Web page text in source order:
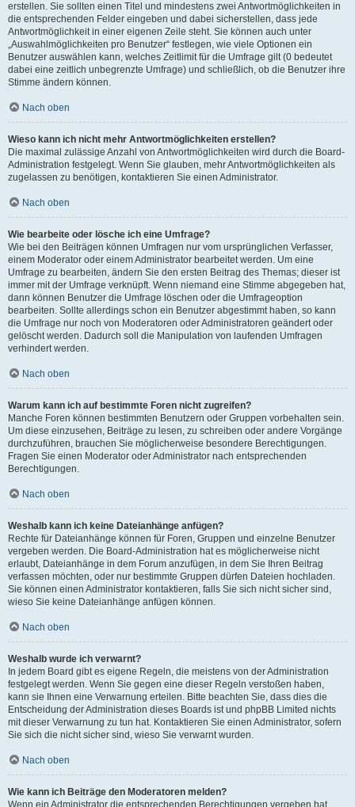
erstellen. Sie sollten einen Titel und mindestens zwei Antwortmöglichkeiten in
die entsprechenden Felder eingeben und dabei sicherstellen, dass jede
Antwortmöglichkeit in einer eigenen Zeile steht. Sie können auch unter
„Auswahlmöglichkeiten pro Benutzer“ festlegen, wie viele Optionen ein
Benutzer auswählen kann, welches Zeitlimit für die Umfrage gilt (0 bedeutet
dabei eine zeitlich unbegrenzte Umfrage) und schließlich, ob die Benutzer ihre
Stimme ändern können.
Nach oben
Wieso kann ich nicht mehr Antwortmöglichkeiten erstellen?
Die maximal zulässige Anzahl von Antwortmöglichkeiten wird durch die Board-
Administration festgelegt. Wenn Sie glauben, mehr Antwortmöglichkeiten als
zugelassen zu benötigen, kontaktieren Sie einen Administrator.
Nach oben
Wie bearbeite oder lösche ich eine Umfrage?
Wie bei den Beiträgen können Umfragen nur vom ursprünglichen Verfasser,
einem Moderator oder einem Administrator bearbeitet werden. Um eine
Umfrage zu bearbeiten, ändern Sie den ersten Beitrag des Themas; dieser ist
immer mit der Umfrage verknüpft. Wenn niemand eine Stimme abgegeben hat,
dann können Benutzer die Umfrage löschen oder die Umfrageoption
bearbeiten. Sollte allerdings schon ein Benutzer abgestimmt haben, so kann
die Umfrage nur noch von Moderatoren oder Administratoren geändert oder
gelöscht werden. Dadurch soll die Manipulation von laufenden Umfragen
verhindert werden.
Nach oben
Warum kann ich auf bestimmte Foren nicht zugreifen?
Manche Foren können bestimmten Benutzern oder Gruppen vorbehalten sein.
Um diese einzusehen, Beiträge zu lesen, zu schreiben oder andere Vorgänge
durchzuführen, brauchen Sie möglicherweise besondere Berechtigungen.
Fragen Sie einen Moderator oder Administrator nach entsprechenden
Berechtigungen.
Nach oben
Weshalb kann ich keine Dateianhänge anfügen?
Rechte für Dateianhänge können für Foren, Gruppen und einzelne Benutzer
vergeben werden. Die Board-Administration hat es möglicherweise nicht
erlaubt, Dateianhänge in dem Forum anzufügen, in dem Sie Ihren Beitrag
verfassen möchten, oder nur bestimmte Gruppen dürfen Dateien hochladen.
Sie können einen Administrator kontaktieren, falls Sie sich nicht sicher sind,
wieso Sie keine Dateianhänge anfügen können.
Nach oben
Weshalb wurde ich verwarnt?
In jedem Board gibt es eigene Regeln, die meistens von der Administration
festgelegt werden. Wenn Sie gegen eine dieser Regeln verstoßen haben,
kann sie Ihnen eine Verwarnung erteilen. Bitte beachten Sie, dass dies die
Entscheidung der Administration dieses Boards ist und phpBB Limited nichts
mit dieser Verwarnung zu tun hat. Kontaktieren Sie einen Administrator, sofern
Sie sich die nicht sicher sind, wieso Sie verwarnt wurden.
Nach oben
Wie kann ich Beiträge den Moderatoren melden?
Wenn ein Administrator die entsprechenden Berechtigungen vergeben hat,